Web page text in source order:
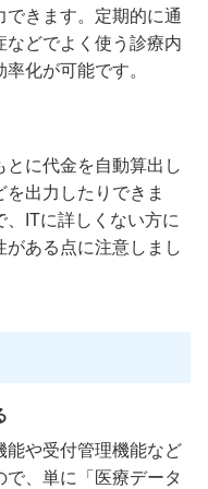
きます。定期的に通
などでよく使う診療内
化が可能です。
とに代金を自動算出し
出力したりできま
ITに詳しくない方に
ある点に注意しまし
能や受付管理機能など
、単に「医療データ